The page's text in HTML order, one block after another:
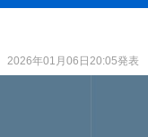
2026年01月06日20:05発表